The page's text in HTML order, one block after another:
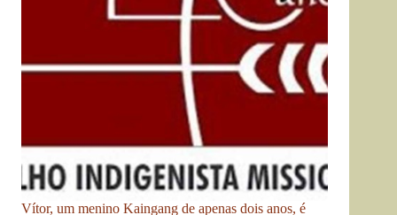
Vítor, um menino Kaingang de apenas dois anos, é